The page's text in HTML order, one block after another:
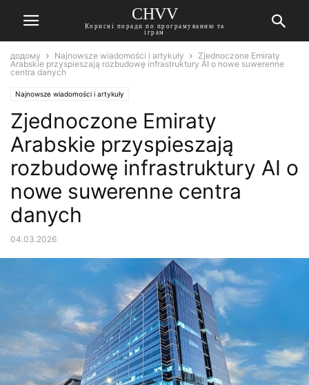
CHVV
Корисні поради по програмуванню та
іграм
додому Najnowsze wiadomości i artykuły
Zjednoczone Emiraty
Arabskie przyspieszają rozbudowę infrastruktury AI o nowe suwerenne
centra danych
Najnowsze wiadomości i artykuły
Zjednoczone Emiraty
Arabskie przyspieszają
rozbudowę infrastruktury AI o
nowe suwerenne centra
danych
04.03.2026